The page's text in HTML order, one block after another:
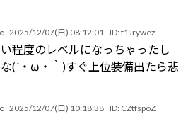
2025/12/07(日) 08:12:01 ID:f1Jrywez
程度のレベルになっちゃったし
(´・ω・｀)すぐ上位装備出たら悲
2025/12/07(日) 10:18:38 ID: CZtfspoZ